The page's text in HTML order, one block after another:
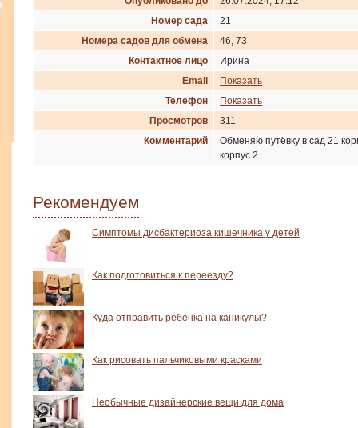
Номер сада
21
Номера садов для обмена
46, 73
Контактное лицо
Ирина
Email
Показать
Телефон
Показать
Просмотров
311
Комментарий
Обменяю путёвку в сад 21
корпус 2
Рекомендуем
Симптомы дисбактериоза кишечника у детей
Как подготовиться к переезду?
Куда отправить ребенка на каникулы?
Как рисовать пальчиковыми красками
Необычные дизайнерские вещи для дома